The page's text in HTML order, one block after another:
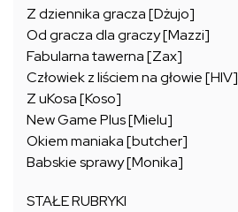
Z dziennika gracza [Dżujo]
Od gracza dla graczy [Mazzi]
Fabularna tawerna [Zax]
Człowiek z liściem na głowie [HIV]
Z uKosa [Koso]
New Game Plus [Mielu]
Okiem maniaka [butcher]
Babskie sprawy [Monika]
STAŁE RUBRYKI